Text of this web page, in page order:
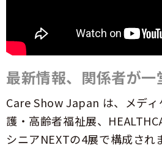
最新情報、関係者が
Care Show Japan は、メデ
護・高齢者福祉展、
シニアNEXTの4展で構成され